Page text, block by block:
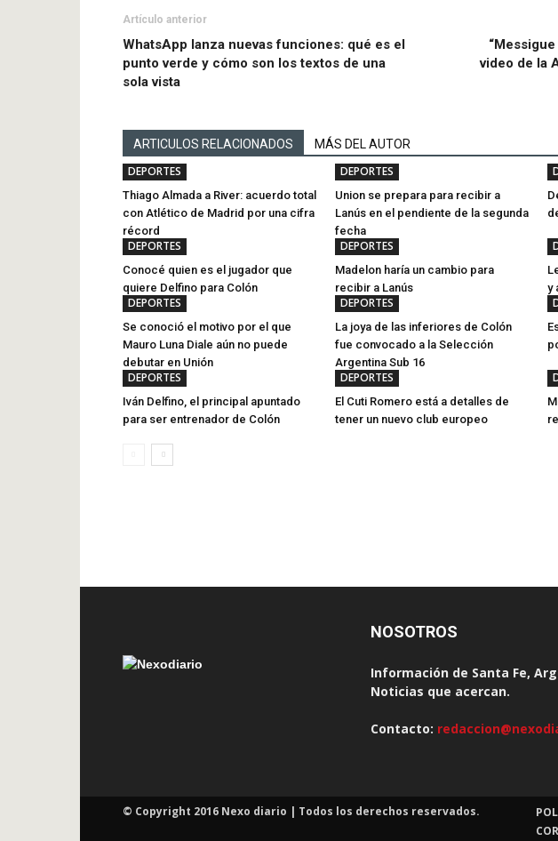
Artículo anterior
WhatsApp lanza nuevas funciones: qué es el
punto verde y cómo son los textos de una
sola vista
video de la
ARTICULOS RELACIONADOS MÁS DEL AUTOR
DEPORTES
Thiago Almada a River: acuerdo total
con Atlético de Madrid por una cifra
récord
DEPORTES
Union se prepara para recibir a
Lanús en el pendiente de la segunda
fecha
DEPORTES
Conocé quien es el jugador que
quiere Delfino para Colón
DEPORTES
Madelon haría un cambio para
recibir a Lanús
y
DEPORTES
Se conoció el motivo por el que
Mauro Luna Diale aún no puede
debutar en Unión
DEPORTES
La joya de las inferiores de Colón
fue convocado a la Selección
Argentina Sub 16
DEPORTES
Iván Delfino, el principal apuntado
para ser entrenador de Colón
DEPORTES
El Cuti Romero está a detalles de
tener un nuevo club europeo
NOSOTROS
Información de Santa Fe,
Noticias que acercan.
Contacto:
© Copyright 2016 Nexo diario | Todos los derechos reservados.